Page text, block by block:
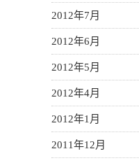
2012年7月
2012年6月
2012年5月
2012年4月
2012年1月
2011年12月